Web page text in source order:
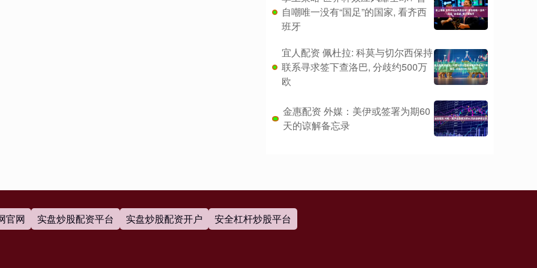
自嘲唯一没有“国足”的国家, 看齐西
班牙
宜人配资 佩杜拉: 科莫与切尔西保持
联系寻求签下查洛巴, 分歧约500万
欧
金惠配资 外媒：美伊或签署为期60
天的谅解备忘录
官网 实盘炒股配资平台 实盘炒股配资开户 安全杠杆炒股平台